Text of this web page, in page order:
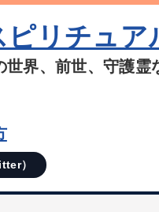
ピリチュ
界、前世、守護
）